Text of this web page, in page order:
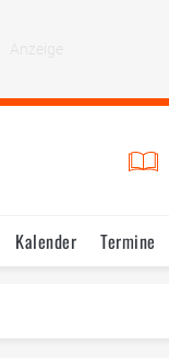
Kalender Termine